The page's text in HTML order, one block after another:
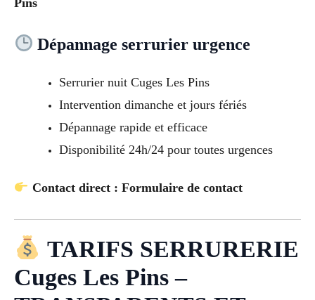
Pins
Dépannage serrurier urgence
Serrurier nuit Cuges Les Pins
Intervention dimanche et jours fériés
Dépannage rapide et efficace
Disponibilité 24h/24 pour toutes urgences
Contact direct : Formulaire de contact
TARIFS SERRURERIE
Cuges Les Pins –